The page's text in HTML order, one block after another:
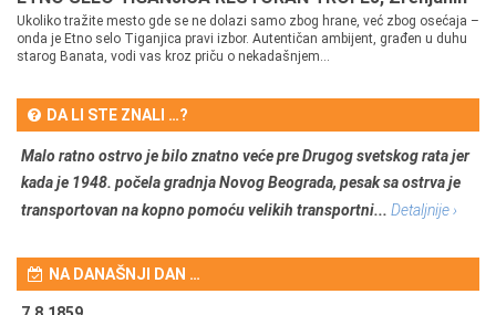
Ukoliko tražite mesto gde se ne dolazi samo zbog hrane, već zbog osećaja –
onda je Etno selo Tiganjica pravi izbor. Autentičan ambijent, građen u duhu
starog Banata, vodi vas kroz priču o nekadašnjem...
DA LI STE ZNALI …?
Malo ratno ostrvo je bilo znatno veće pre Drugog svetskog rata jer
kada je 1948. počela gradnja Novog Beograda, pesak sa ostrva je
transportovan na kopno pomoću velikih transportni... Detaljnije ›
NA DANAŠNJI DAN …